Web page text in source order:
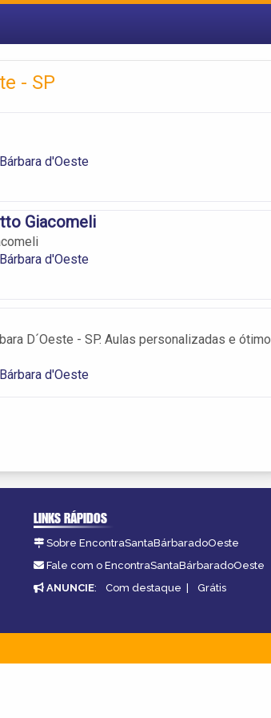
- SP
d'Oeste
Giacomeli
d'Oeste
D´Oeste - SP. Aulas personalizadas e ótimo
d'Oeste
LINKS RÁPIDOS
Sobre EncontraSantaBárbaradoOeste
Fale com o EncontraSantaBárbaradoOeste
ANUNCIE: Com destaque | Grátis